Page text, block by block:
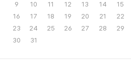
9
10 11 12 13 14
15
16
17 18 19 20 21
22
23
24 25 26 27 28
29
30
31